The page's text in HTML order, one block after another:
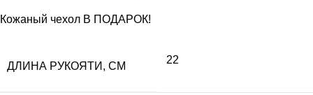
Кожаный чехол В ПОДАРОК!
ДЛИНА РУКОЯТИ, СМ
22